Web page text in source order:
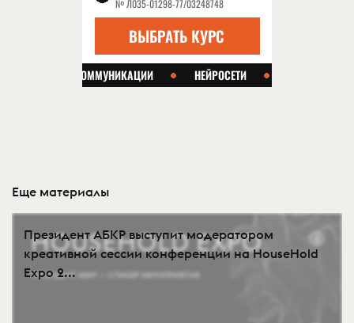
Еще материалы
Президент АБКР выступит модератором
креативной сессии конференции на HouseHold
Expo 2...